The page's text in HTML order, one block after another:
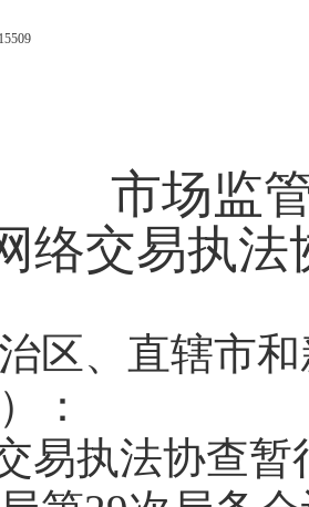
市场监
络交易执
区、直辖市
：
易执法协查